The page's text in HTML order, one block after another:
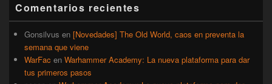
lateral
primaria
Comentarios recientes
Gonsilvus en [Novedades] The Old World, caos en preventa la
semana que viene
WarFac en Warhammer Academy: La nueva plataforma para dar
tus primeros pasos